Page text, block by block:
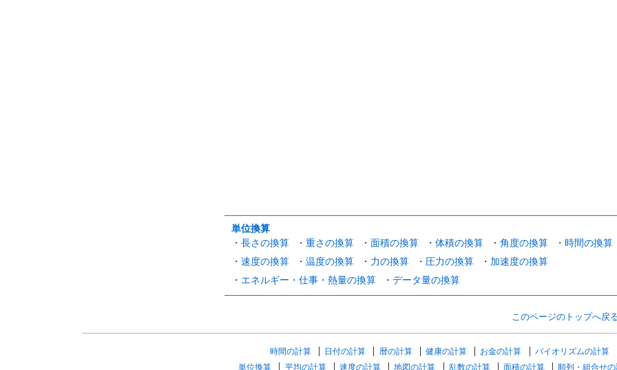
単位換算
・ 長さの換算 ・ 重さの換算 ・ 面積の換算 ・ 体積の換算 ・ 角度の換算 ・ 時間の換算
・ 速度の換算 ・ 温度の換算 ・ 力の換算 ・ 圧力の換算 ・ 加速度の換算
・ エネルギー・仕事・熱量の換算 ・ データ量の換算
このページのトップへ戻
時間の計算 日付の計算 暦の計算 健康の計算 お金の計算
バイオリズムの計算
単位換算
平均の計算 速度の計算 地図の計算 乱数の計算 面積の計算 順列・組合せ